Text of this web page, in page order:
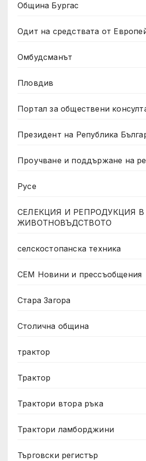
Община Бургас
Одит на средствата от
Омбудсманът
Пловдив
Портал за обществени
Президент на Република
Проучване и поддържане на
Русе
СЕЛЕКЦИЯ И РЕПРОДУКЦИЯ В
ЖИВОТНОВЪДСТВОТО
селскостопанска техника
СЕМ Новини и прессъобщения
Стара Загора
Столична община
трактор
Трактор
Трактори втора ръка
Трактори ламборджини
Търговски регистър